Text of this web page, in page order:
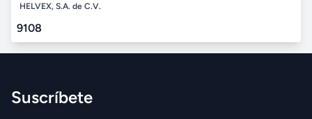
HELVEX, S.A. de C.V.
9108
Suscríbete